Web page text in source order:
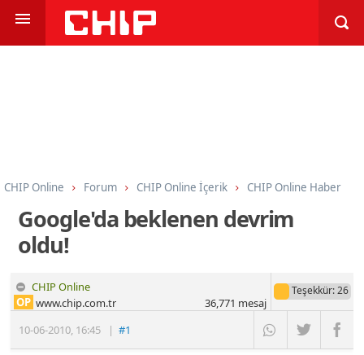
CHIP Online Forum CHIP Online İçerik CHIP Online Haber
Google'da beklenen devrim
oldu!
CHIP Online
10-06-2010, 16:45 |#1
OP www.chip.com.tr
Teşekkür: 26
36,771 mesaj